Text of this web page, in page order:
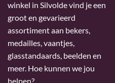
winkel in Silvolde vind je een
groot en gevarieerd
assortiment aan bekers,
medailles, vaantjes,
glasstandaards, beelden en
meer. Hoe kunnen we jou
helpen?